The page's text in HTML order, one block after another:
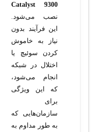
Catalyst 9300
نصب می‌شود.
این فرآیند بدون
نیاز به خاموش
کردن سوئیچ یا
اختلال در شبکه
انجام می‌شود،
که این ویژگی
برای
سازمان‌هایی که
به طور مداوم به